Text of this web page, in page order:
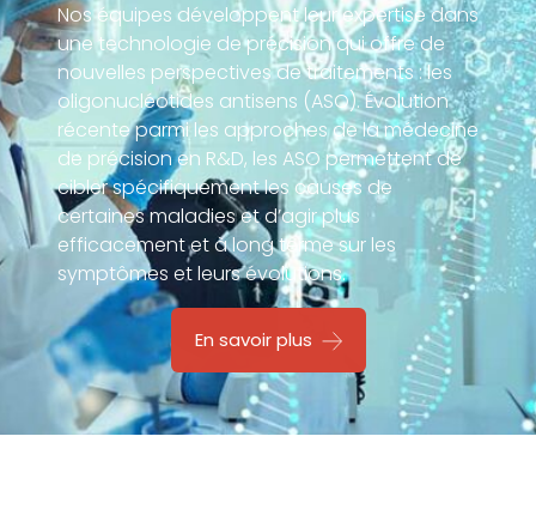
Nos équipes développent leur expertise dans
une technologie de précision qui offre de
nouvelles perspectives de traitements : les
oligonucléotides antisens (ASO). Évolution
récente parmi les approches de la médecine
de précision en R&D, les ASO permettent de
cibler spécifiquement les causes de
certaines maladies et d’agir plus
efficacement et à long terme sur les
symptômes et leurs évolutions.
En savoir plus